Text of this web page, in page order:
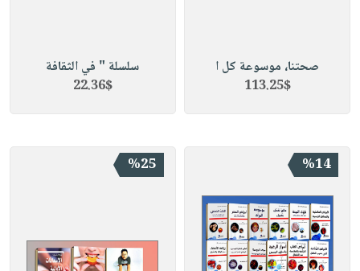
صحتنا، موسوعة كل ا
113.25$
سلسلة " في الثقافة
22.36$
%14
%25